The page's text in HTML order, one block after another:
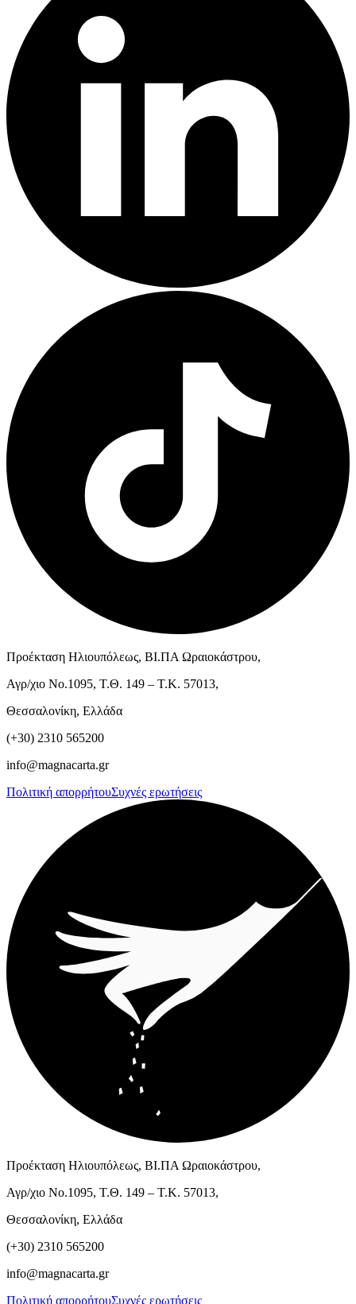
Προέκταση Ηλιουπόλεως, ΒΙ.ΠΑ Ωραιοκάστρου,
Αγρ/χιο Νο.1095, Τ.Θ. 149 – Τ.Κ. 57013,
Θεσσαλονίκη, Ελλάδα
(+30) 2310 565200
info@magnacarta.gr
Πολιτική απορρήτουΣυχνές ερωτήσεις
Προέκταση Ηλιουπόλεως, ΒΙ.ΠΑ Ωραιοκάστρου,
Αγρ/χιο Νο.1095, Τ.Θ. 149 – Τ.Κ. 57013,
Θεσσαλονίκη, Ελλάδα
(+30) 2310 565200
info@magnacarta.gr
Πολιτική απορρήτουΣυχνές ερωτήσεις